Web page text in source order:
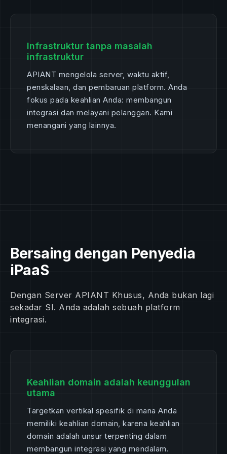
Infrastruktur tanpa masalah
infrastruktur
APIANT mengelola server, waktu aktif,
penskalaan, dan pembaruan platform. Anda
fokus pada keahlian Anda: membangun
integrasi dan melayani pelanggan. Kami
menangani yang lainnya.
Bersaing dengan Penyedia
iPaaS
Dengan Server APIANT Khusus, Anda bukan lagi
sekadar SI. Anda adalah sebuah platform
integrasi.
Keahlian domain adalah keunggulan
utama
Targetkan vertikal spesifik di mana Anda
memiliki keahlian domain, karena keahlian
domain adalah unsur terpenting dalam
membangun integrasi yang mendalam.